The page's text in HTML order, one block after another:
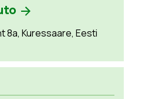
8a, Kuressaare, Eesti